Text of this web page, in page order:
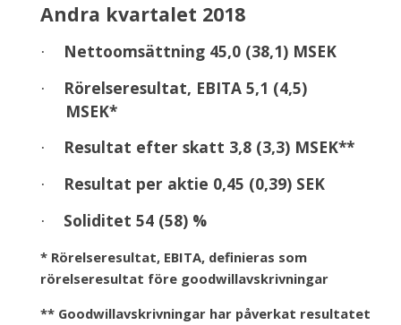
Andra kvartalet 2018
· Nettoomsättning 45,0 (38,1) MSEK
·
Rörelseresultat, EBITA 5,1 (4,5)
MSEK*
· Resultat efter skatt 3,8 (3,3) MSEK**
· Resultat per aktie 0,45 (0,39) SEK
· Soliditet 54 (58) %
* Rörelseresultat, EBITA, definieras som
rörelseresultat före goodwillavskrivningar
** Goodwillavskrivningar har påverkat resultatet